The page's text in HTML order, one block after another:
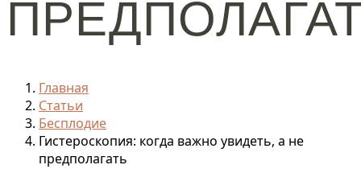
Главная
Статьи
Бесплодие
Гистероскопия: когда важно увидеть, а не
предполагать